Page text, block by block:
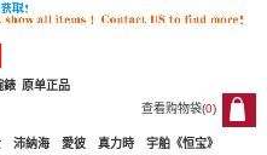
原单正品
錶
查看购物袋(0)
0
沛納海 愛彼 真力時
宇舶《恒宝》